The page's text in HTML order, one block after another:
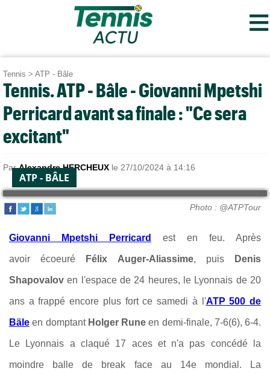
≡
Tennis > ATP - Bâle
Tennis. ATP - Bâle - Giovanni Mpetshi
Perricard avant sa finale : "Ce sera
excitant"
ParAlexandre HERCHEUX le 27/10/2024 à 14:16
ATP - BÂLE
Photo : @ATPTour
Giovanni Mpetshi Perricard est en feu. Après
avoir écoeuré Félix Auger-Aliassime, puis Denis
Shapovaloven l'espace de 24 heures, le Lyonnais de 20
ans a frappé encore plus fort ce samedi à l'ATP 500 de
Bäle en domptant Holger Rune en demi-finale, 7-6(6), 6-4.
Le Lyonnais a claqué 17 aces et n'a pas concédé la
moindre balle de break face au 14e mondial. La